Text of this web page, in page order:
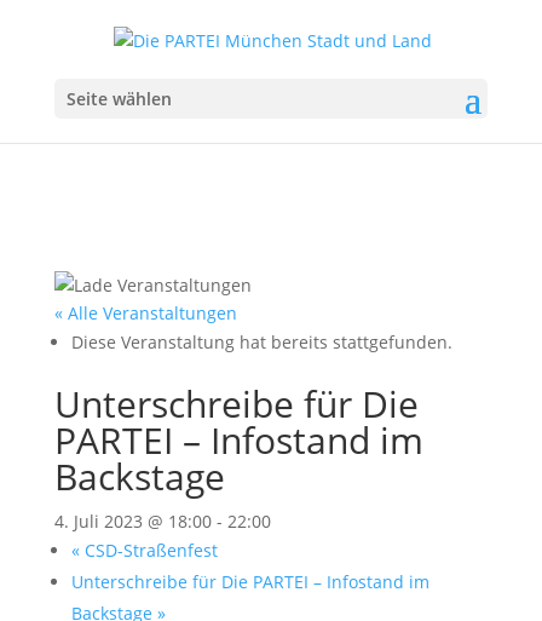
Seite wählen
« Alle Veranstaltungen
Diese Veranstaltung hat bereits stattgefunden.
Unterschreibe für Die
PARTEI – Infostand im
Backstage
4. Juli 2023 @ 18:00- 22:00
«CSD-Straßenfest
Unterschreibe für Die PARTEI – Infostand im
Backstage »